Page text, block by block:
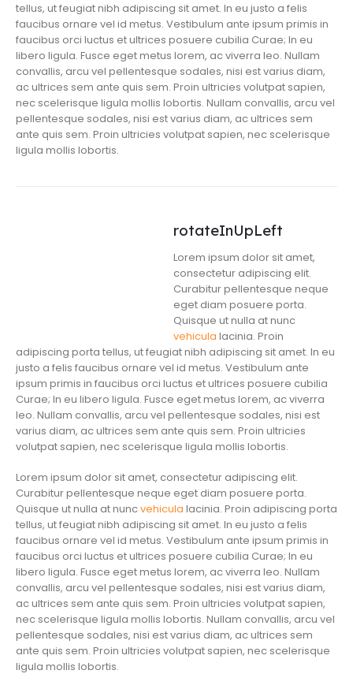
tellus, ut feugiat nibh adipiscing sit amet. In eu justo a felis
faucibus ornare vel id metus. Vestibulum ante ipsum primis in
faucibus orci luctus et ultrices posuere cubilia Curae; In eu
libero ligula. Fusce eget metus lorem, ac viverra leo. Nullam
convallis, arcu vel pellentesque sodales, nisi est varius diam,
ac ultrices sem ante quis sem. Proin ultricies volutpat sapien,
nec scelerisque ligula mollis lobortis. Nullam convallis, arcu vel
pellentesque sodales, nisi est varius diam, ac ultrices sem
ante quis sem. Proin ultricies volutpat sapien, nec scelerisque
ligula mollis lobortis.
rotateInUpLeft
Lorem ipsum dolor sit amet,
consectetur adipiscing elit.
Curabitur pellentesque neque
eget diam posuere porta.
Quisque ut nulla at nunc
vehicula lacinia. Proin
adipiscing porta tellus, ut feugiat nibh adipiscing sit amet. In eu
justo a felis faucibus ornare vel id metus. Vestibulum ante
ipsum primis in faucibus orci luctus et ultrices posuere cubilia
Curae; In eu libero ligula. Fusce eget metus lorem, ac viverra
leo. Nullam convallis, arcu vel pellentesque sodales, nisi est
varius diam, ac ultrices sem ante quis sem. Proin ultricies
volutpat sapien, nec scelerisque ligula mollis lobortis.
Lorem ipsum dolor sit amet, consectetur adipiscing elit.
Curabitur pellentesque neque eget diam posuere porta.
Quisque ut nulla at nuncvehicula lacinia. Proin adipiscing porta
tellus, ut feugiat nibh adipiscing sit amet. In eu justo a felis
faucibus ornare vel id metus. Vestibulum ante ipsum primis in
faucibus orci luctus et ultrices posuere cubilia Curae; In eu
libero ligula. Fusce eget metus lorem, ac viverra leo. Nullam
convallis, arcu vel pellentesque sodales, nisi est varius diam,
ac ultrices sem ante quis sem. Proin ultricies volutpat sapien,
nec scelerisque ligula mollis lobortis. Nullam convallis, arcu vel
pellentesque sodales, nisi est varius diam, ac ultrices sem
ante quis sem. Proin ultricies volutpat sapien, nec scelerisque
ligula mollis lobortis.